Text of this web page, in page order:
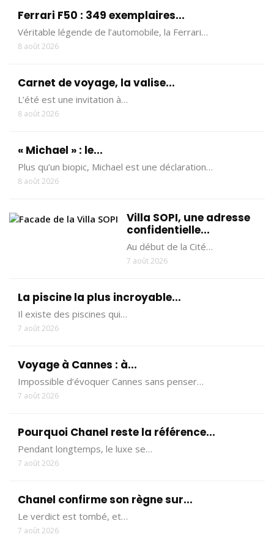
Ferrari F50 : 349 exemplaires...
Véritable légende de l’automobile, la Ferrari…
8 août 2026
Carnet de voyage, la valise...
L’été est une invitation à…
8 août 2026
« Michael » : le...
Plus qu’un biopic, Michael est une déclaration…
8 août 2026
Villa SOPI, une adresse
confidentielle...
Au début de la Cité…
7 août 2026
La piscine la plus incroyable...
Il existe des piscines qui…
7 août 2026
Voyage à Cannes : à...
Impossible d’évoquer Cannes sans penser…
7 août 2026
Pourquoi Chanel reste la référence...
Pendant longtemps, le luxe se…
7 août 2026
Chanel confirme son règne sur...
Le verdict est tombé, et…
7 août 2026